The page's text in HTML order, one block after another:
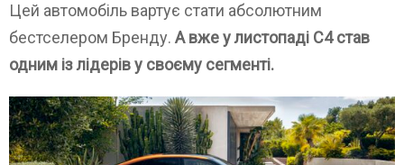
Цей автомобіль вартує стати абсолютним
бестселером Бренду. А вже у листопаді С4 став
одним із лідерів у своєму сегменті.